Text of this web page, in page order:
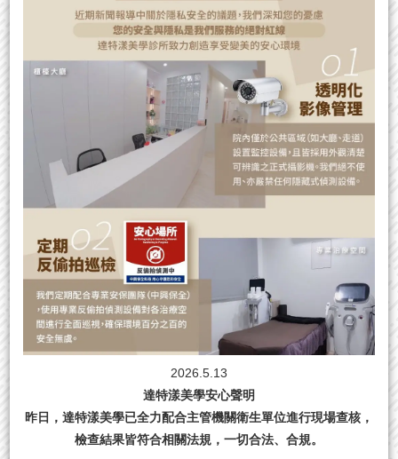
2026.5.13
達特漾美學安心聲明
昨日，達特漾美學已全力配合主管機關衛生單位進行現場查核，
檢查結果皆符合相關法規，一切合法、合規。